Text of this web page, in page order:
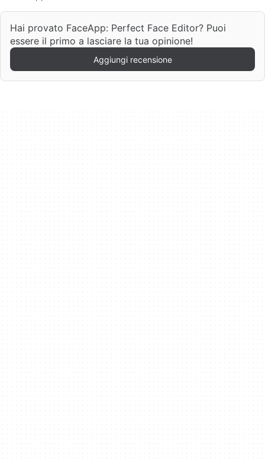
Hai provato FaceApp: Perfect Face Editor? Puoi
essere il primo a lasciare la tua opinione!
Aggiungi recensione